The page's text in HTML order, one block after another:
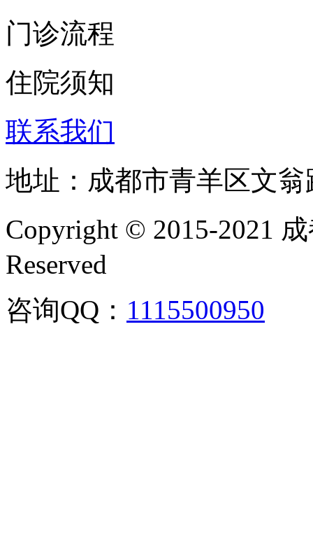
门诊流程
住院须知
联系我们
地址：成都市青羊区文
Copyright © 2015-2021
Reserved
咨询QQ： 1115500950